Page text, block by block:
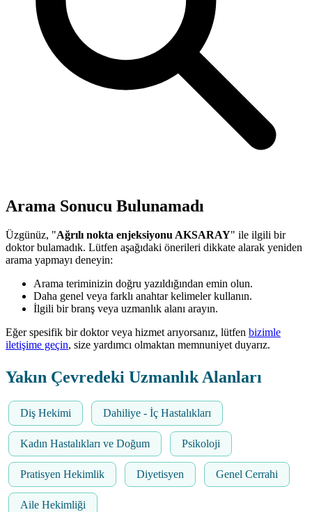
Arama Sonucu Bulunamadı
Üzgünüz, "Ağrılı nokta enjeksiyonu AKSARAY" ile ilgili bir
doktor bulamadık. Lütfen aşağıdaki önerileri dikkate alarak yeniden
arama yapmayı deneyin:
Arama teriminizin doğru yazıldığından emin olun.
Daha genel veya farklı anahtar kelimeler kullanın.
İlgili bir branş veya uzmanlık alanı arayın.
Eğer spesifik bir doktor veya hizmet arıyorsanız, lütfen bizimle
iletişime geçin, size yardımcı olmaktan memnuniyet duyarız.
Yakın Çevredeki Uzmanlık Alanları
Diş Hekimi Dahiliye - İç Hastalıkları
Kadın Hastalıkları ve Doğum Psikoloji
Pratisyen Hekimlik Diyetisyen Genel Cerrahi
Aile Hekimliği